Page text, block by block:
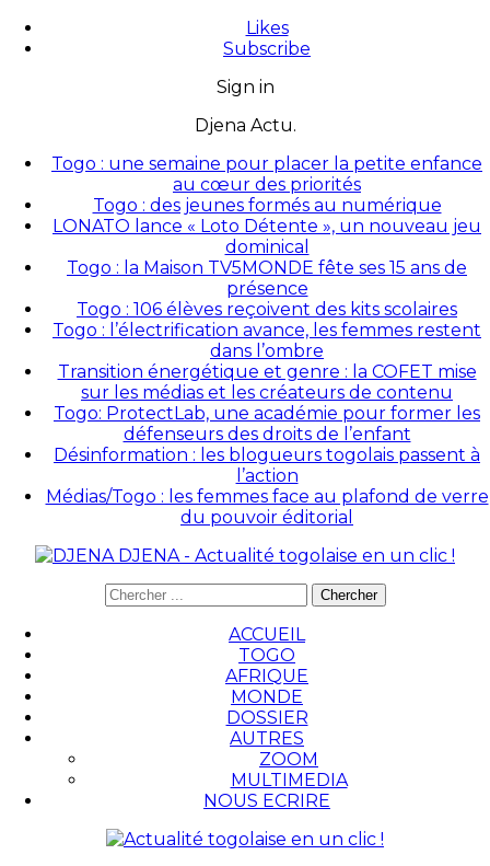
Likes
Subscribe
Sign in
Djena Actu.
Togo : une semaine pour placer la petite enfance
au cœur des priorités
Togo : des jeunes formés au numérique
LONATO lance « Loto Détente », un nouveau jeu
dominical
Togo : la Maison TV5MONDE fête ses 15 ans de
présence
Togo : 106 élèves reçoivent des kits scolaires
Togo : l’électrification avance, les femmes restent
dans l’ombre
Transition énergétique et genre : la COFET mise
sur les médias et les créateurs de contenu
Togo: ProtectLab, une académie pour former les
défenseurs des droits de l’enfant
Désinformation : les blogueurs togolais passent à
l’action
Médias/Togo : les femmes face au plafond de verre
du pouvoir éditorial
DJENA - Actualité togolaise en un clic !
ACCUEIL
TOGO
AFRIQUE
MONDE
DOSSIER
AUTRES
ZOOM
MULTIMEDIA
NOUS ECRIRE